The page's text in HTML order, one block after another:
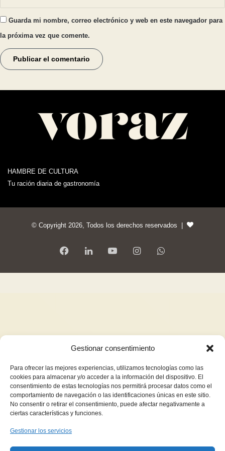
Gestionar consentimiento
Para ofrecer las mejores experiencias, utilizamos tecnologías como las
cookies para almacenar y/o acceder a la información del dispositivo. El
consentimiento de estas tecnologías nos permitirá procesar datos como el
comportamiento de navegación o las identificaciones únicas en este sitio.
No consentir o retirar el consentimiento, puede afectar negativamente a
ciertas características y funciones.
Gestionar los servicios
Guarda mi nombre, correo electrónico y web en este navegador para
la próxima vez que comente.
HAMBRE DE CULTURA
Tu ración diaria de gastronomía
© Copyright 2026, Todos los derechos reservados |